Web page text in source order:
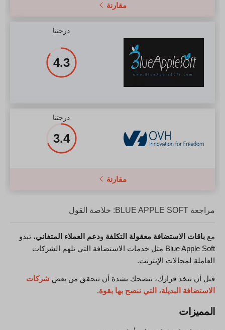
مقارنة
درجتنا
4.3
درجتنا
3.4
مقارنة
مراجعة BLUE APPLE SOFT: خلاصة القول
مع باقات الاستضافة معقولة التكلفة ودعم العملاء المتفاني، تبدو
Blue Apple Soft مثل خدمات الاستضافة التي تلهم الشركات
العاملة لمجالات الإنترنت.
قبل أن تتخذ قرارك، ننصحك بشدة أن تتحقق من بعض شركات
الاستضافة البديلة، التي ننصح بها بقوة.
المميزات